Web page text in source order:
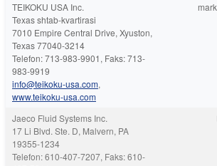
TEIKOKU USA Inc.
Texas shtab-kvartirasi
7010 Empire Central Drive, Xyuston,
Texas 77040-3214
Telefon: 713-983-9901, Faks: 713-
983-9919
info@teikoku-usa.com,
www.teikoku-usa.com
Jaeco Fluid Systems Inc.
17 Li Blvd. Ste. D, Malvern, PA
19355-1234
Telefon: 610-407-7207, Faks: 610-